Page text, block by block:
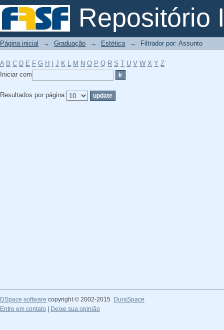
Repositório
Filtrador por: Assunto
Página inicial → Graduação → Estética → Filtrador por: Assunto
A B C D E F G H J K L M N O P Q R S T U V W X Y Z
Iniciar com
Resultados por página:
DSpace software copyright © 2002-2015
DuraSpace
Entre em contato
Deixe sua opinião